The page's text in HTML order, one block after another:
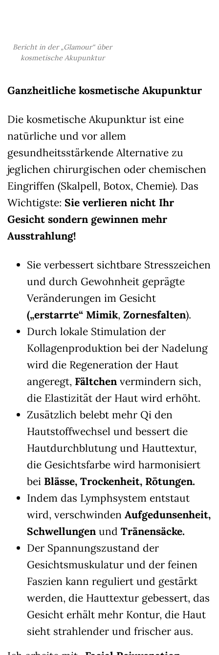
Bericht in der „Glamour“ über
kosmetische Akupunktur
Ganzheitliche kosmetische Akupunktur
Die kosmetische Akupunktur ist eine
natürliche und vor allem
gesundheitsstärkende Alternative zu
jeglichen chirurgischen oder chemischen
Eingriffen (Skalpell, Botox, Chemie). Das
Wichtigste: Sie verlieren nicht Ihr
Gesicht sondern gewinnen mehr
Ausstrahlung!
Sie verbessert sichtbare Stresszeichen
und durch Gewohnheit geprägte
Veränderungen im Gesicht
(„erstarrte“ Mimik, Zornesfalten).
Durch lokale Stimulation der
Kollagenproduktion bei der Nadelung
wird die Regeneration der Haut
angeregt, Fältchen vermindern sich,
die Elastizität der Haut wird erhöht.
Zusätzlich belebt mehr Qi den
Hautstoffwechsel und bessert die
Hautdurchblutung und Hauttextur,
die Gesichtsfarbe wird harmonisiert
bei Blässe, Trockenheit, Rötungen.
Indem das Lymphsystem entstaut
wird, verschwinden Aufgedunsenheit,
Schwellungen und Tränensäcke.
Der Spannungszustand der
Gesichtsmuskulatur und der feinen
Faszien kann reguliert und gestärkt
werden, die Hauttextur gebessert, das
Gesicht erhält mehr Kontur, die Haut
sieht strahlender und frischer aus.